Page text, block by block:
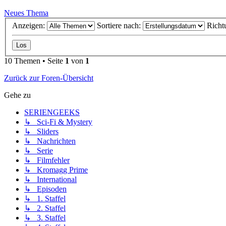
Neues Thema
Anzeigen:
Sortiere nach:
10 Themen • Seite 1 von 1
Zurück zur Foren-Übersicht
Gehe zu
SERIENGEEKS
↳ Sci-Fi & Mystery
↳ Sliders
↳ Nachrichten
↳ Serie
↳ Filmfehler
↳ Kromagg Prime
↳ International
↳ Episoden
↳ 1. Staffel
↳ 2. Staffel
↳ 3. Staffel